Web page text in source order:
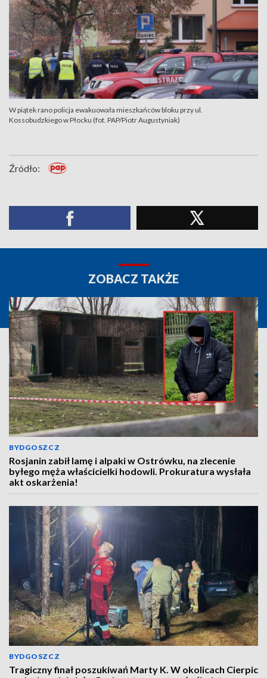
W piątek rano policja ewakuowała mieszkańców bloku przy ul.
Kossobudzkiego w Płocku (fot. PAP/Piotr Augustyniak)
Źródło:
ZOBACZ TAKŻE
BYDGOSZCZ
Rosjanin zabił lamę i alpaki w Ostrówku, na zlecenie
byłego męża właścicielki hodowli. Prokuratura wysłała
akt oskarżenia!
BYDGOSZCZ
Tragiczny finał poszukiwań Marty K. W okolicach Cierpic